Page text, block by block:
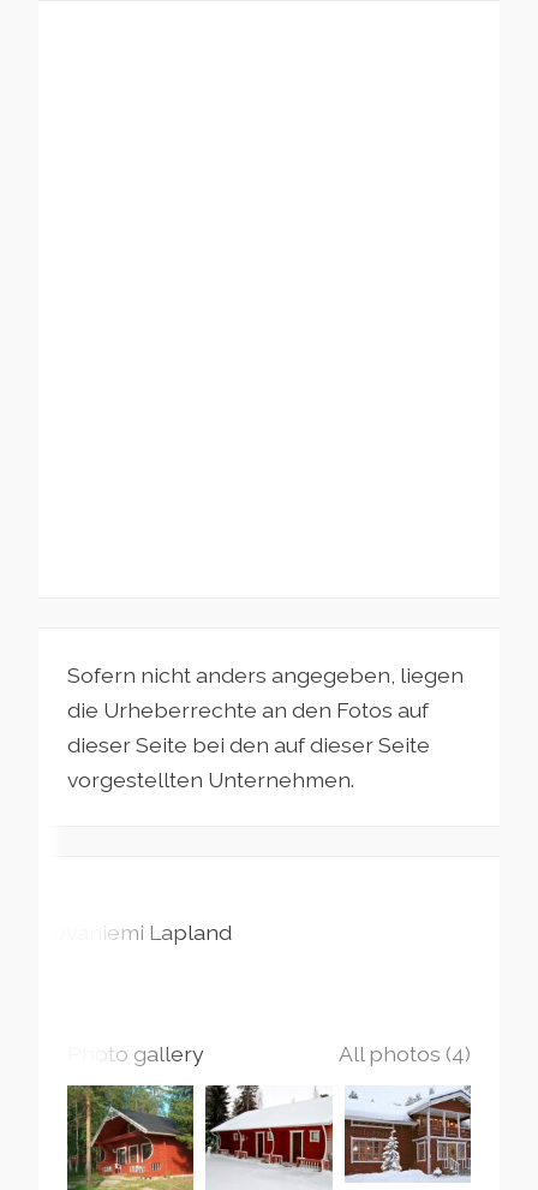
Sofern nicht anders angegeben, liegen
die Urheberrechte an den Fotos auf
dieser Seite bei den auf dieser Seite
vorgestellten Unternehmen.
Rovaniemi Lapland
Photo gallery All photos (4)